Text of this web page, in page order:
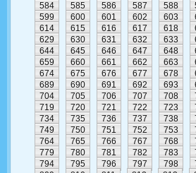
584
585 586 587 588
599
600 601 602 603
614
615 616 617 618
629
630 631 632 633
644
645 646 647 648
659
660 661 662 663
674
675 676 677 678
689
690 691 692 693
704
705 706 707 708
719
720 721 722 723
734
735 736 737 738
749
750 751 752 753
764
765 766 767 768
779
780 781 782 783
794
795 796 797 798